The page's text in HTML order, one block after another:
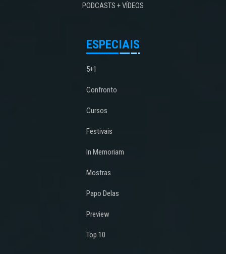
PODCASTS + VÍDEOS
ESPECIAIS
5+1
Confronto
Cursos
Festivais
In Memoriam
Mostras
Papo Delas
Preview
Top 10